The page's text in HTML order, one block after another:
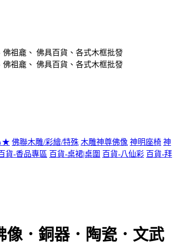
佛聯木雕/彩繪/特殊 木雕神尊佛像 神明座椅 神
貨-香品專區 百貨-桌裙|桌圍 百貨-八仙彩 百貨-拜
像．銅器．陶瓷．文武